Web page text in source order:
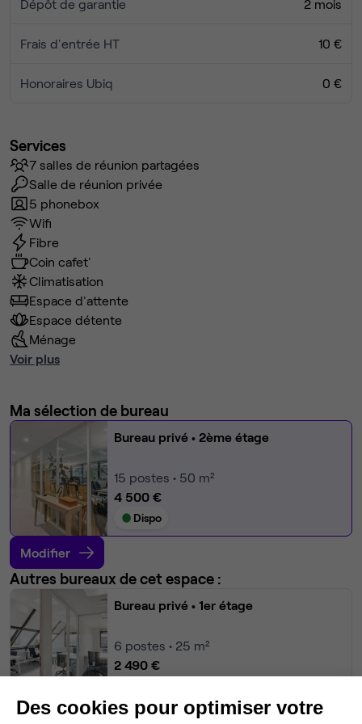
Dépôt de garantie 2 mois
Frais d'entrée HT 10 €
Honoraires Ubiq 0 €
Services
7 salles de réunion partagées
Salle de réunion privée
5 phonebox
Wifi
Fibre
Coin cafet'
Climatisation
Espace d'attente
Espace détente
Ménage
Voir plus
Ma sélection de bureau
Bureau privé • 2ème étage
15 postes • 50 m²
4 500 €
Dispo
Modifier
Autres bureaux de cet espace :
Bureau privé • 1er étage
6 postes • 25 m²
2 490 €
Des cookies pour optimiser votre